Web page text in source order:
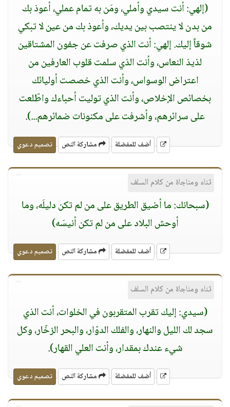
(إلهي: أنت سيدي وأملي، ومَن به تمام عملي، أعوذ بك
من بدن لا ينتصب بين يديك، وأعوذ بك من عين لا تبكي
شوقاً إليك. إلهي: أنت الذي صرفت عن جفون المشتاقين
لذيذ النعاس، وأنت الذي سلمت قلوب العارفين من
اعتراض الوسواس، وأنت الذي خصصت أوليائك
بخصائص الإخلاص، وأنت الذي توليت أحباءك واطّلعت
على سرائرهم، وأشرفت على مكنونات ضمائرهم...).
أضف للمفضلة مشاركة النص تصميم دعوي
ثناء ومناجاة من كلام السلف
(سبحانك: ما أضيق الطريق على من لم تكن دليلَه، وما
أوحش البلاد على من لم تكن أنيسَه)
أضف للمفضلة مشاركة النص تصميم دعوي
ثناء ومناجاة من كلام السلف
(سيدي: إليك تقرب المتقربون في الخلوات، أنت الذي
سجد لك الليل والنهار، والفلك الدوّار، والبحر الزخّار، وكل
شيء عندك بمقدار، وأنت العلي القهار).
أضف للمفضلة مشاركة النص تصميم دعوي